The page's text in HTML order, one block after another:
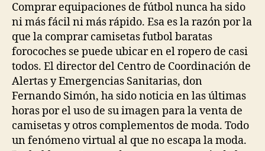
Comprar equipaciones de fútbol nunca ha sido
ni más fácil ni más rápido. Esa es la razón por la
que la comprar camisetas futbol baratas
forocoches se puede ubicar en el ropero de casi
todos. El director del Centro de Coordinación de
Alertas y Emergencias Sanitarias, don
Fernando Simón, ha sido noticia en las últimas
horas por el uso de su imagen para la venta de
camisetas y otros complementos de moda. Todo
un fenómeno virtual al que no escapa la moda.